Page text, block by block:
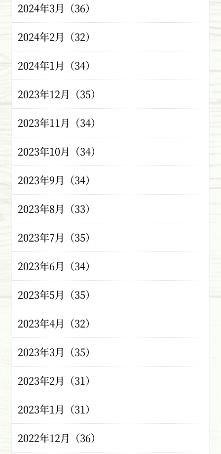
2024年3月（36）
2024年2月（32）
2024年1月（34）
2023年12月（35）
2023年11月（34）
2023年10月（34）
2023年9月（34）
2023年8月（33）
2023年7月（35）
2023年6月（34）
2023年5月（35）
2023年4月（32）
2023年3月（35）
2023年2月（31）
2023年1月（31）
2022年12月（36）